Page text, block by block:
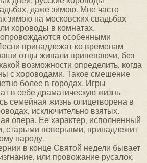
даже зимою. Мне часто
зимою на московских свадьбах
хороводы в комнатах.
особенными
принадлежат ко временам
отцы живали припеваючи, без
возможности определить, когда
с хороводами. Такое смешение
более в городах. Игры
в себе драматическую жизнь
семейная жизнь олицетворена в
исключительно взятых,
опера. Ее характер, исполненный
старыми поверьями, принадлежит
народу.
в конце Святой недели бывает
или провожание русалок.